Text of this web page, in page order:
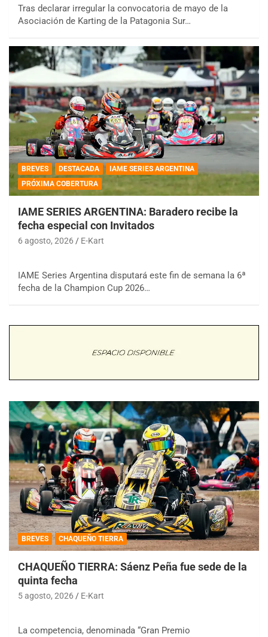
Tras declarar irregular la convocatoria de mayo de la
Asociación de Karting de la Patagonia Sur…
BREVES DESTACADA
IAME SERIES ARGENTINA
PRÓXIMA COBERTURA
IAME SERIES ARGENTINA: Baradero recibe la
fecha especial con Invitados
6 agosto, 2026 E-Kart
IAME Series Argentina disputará este fin de semana la 6ª
fecha de la Champion Cup 2026…
BREVES CHAQUEÑO TIERRA
CHAQUEÑO TIERRA: Sáenz Peña fue sede de la
quinta fecha
5 agosto, 2026 E-Kart
La competencia, denominada “Gran Premio